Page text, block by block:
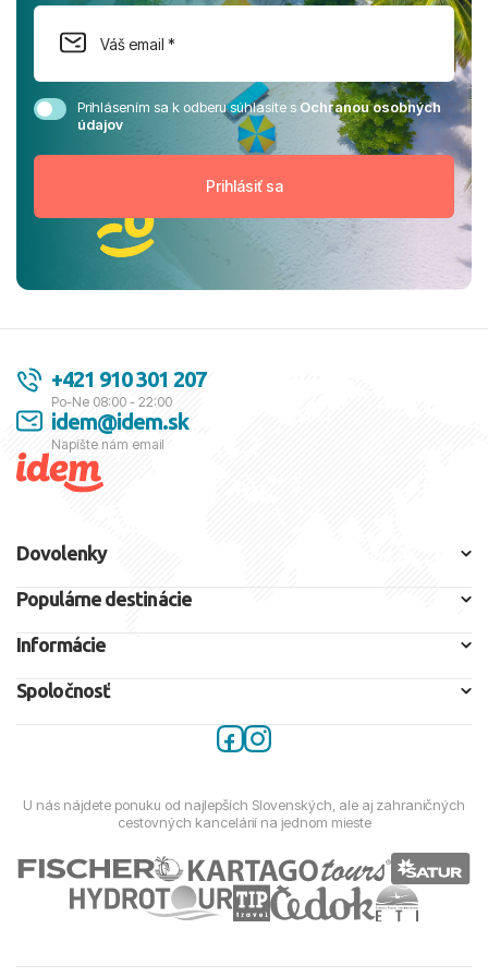
Prihlásením sa k odberu súhlasíte sOchranou osobných
údajov
+421 910 301 207
Po-Ne 08:00 - 22:00
idem@idem.sk
Napíšte nám email
Dovolenky
Populárne destinácie
Informácie
Spoločnosť
U nás nájdete ponuku od najlepších Slovenských, ale aj zahraničných
cestovných kancelárií na jednom mieste